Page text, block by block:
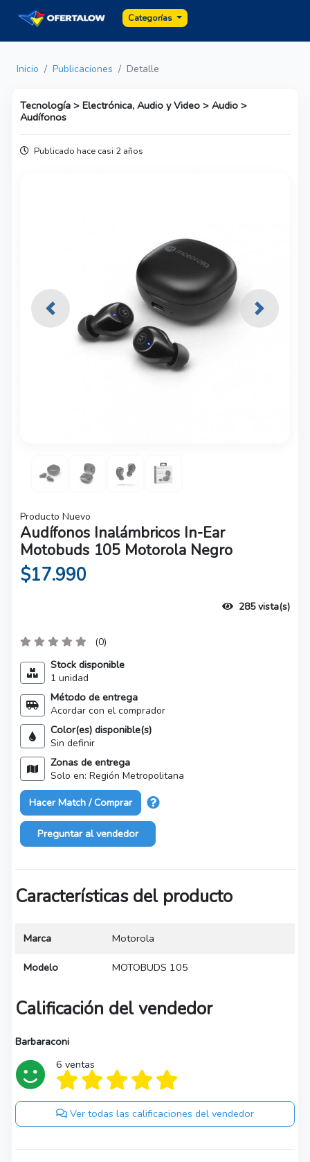
Categorías
Inicio Publicaciones Detalle
Tecnología > Electrónica, Audio y Video > Audio >
Audífonos
Publicado hace casi 2 años
Previous Next
Producto Nuevo
Audífonos Inalámbricos In-Ear
Motobuds 105 Motorola Negro
$17.990
285 vista(s)
(0)
Stock disponible
1 unidad
Método de entrega
Acordar con el comprador
Color(es) disponible(s)
Sin definir
Zonas de entrega
Solo en: Región Metropolitana
Hacer Match / Comprar
Preguntar al vendedor
Características del producto
Marca Motorola
Modelo MOTOBUDS 105
Calificación del vendedor
Barbaraconi
6 ventas
Ver todas las calificaciones del vendedor